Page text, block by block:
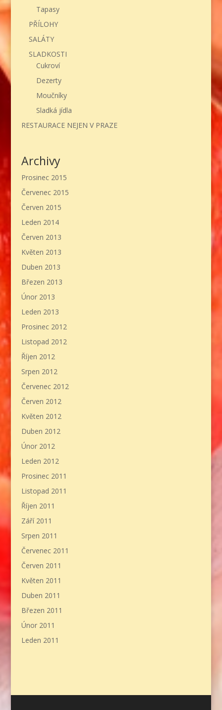
Tapasy
PŘÍLOHY
SALÁTY
SLADKOSTI
Cukroví
Dezerty
Moučníky
Sladká jídla
RESTAURACE NEJEN V PRAZE
Archivy
Prosinec 2015
Červenec 2015
Červen 2015
Leden 2014
Červen 2013
Květen 2013
Duben 2013
Březen 2013
Únor 2013
Leden 2013
Prosinec 2012
Listopad 2012
Říjen 2012
Srpen 2012
Červenec 2012
Červen 2012
Květen 2012
Duben 2012
Únor 2012
Leden 2012
Prosinec 2011
Listopad 2011
Říjen 2011
Září 2011
Srpen 2011
Červenec 2011
Červen 2011
Květen 2011
Duben 2011
Březen 2011
Únor 2011
Leden 2011